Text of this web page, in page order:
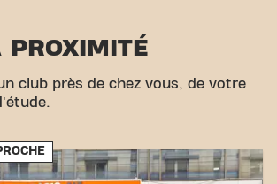
est disponible à proximité
à proximité: LeParking Aria
accessible pour ceux qui préfèrent
bus Stade George Garnier se
courte distance de la salle.
PROXIMITÉ
club près de chez vous, de votre